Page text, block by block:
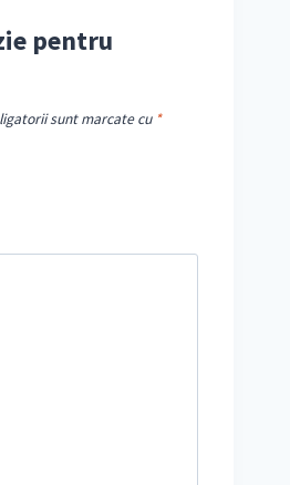
pentru
sunt marcate cu *